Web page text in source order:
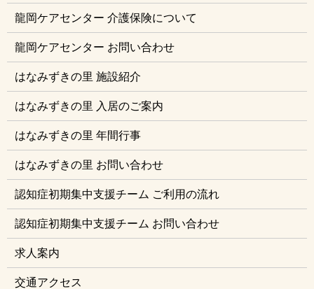
龍岡ケアセンター 介護保険について
龍岡ケアセンター お問い合わせ
はなみずきの里 施設紹介
はなみずきの里 入居のご案内
はなみずきの里 年間行事
はなみずきの里 お問い合わせ
認知症初期集中支援チーム ご利用の流れ
認知症初期集中支援チーム お問い合わせ
求人案内
交通アクセス